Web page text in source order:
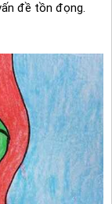
đề tồn đọng.